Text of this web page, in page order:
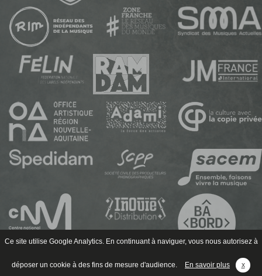
Ce site utilise Google Analytics. En continuant à naviguer, vous nous autorisez à
déposer un cookie à des fins de mesure d'audience. En savoir plus x